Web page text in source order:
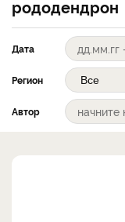
рододендрон
Дата
Регион
Автор